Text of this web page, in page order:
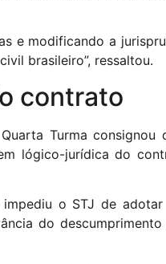
e modificando a
brasileiro”, ressaltou.
contrato
Turma
lógico-jurídica do
o STJ de
do